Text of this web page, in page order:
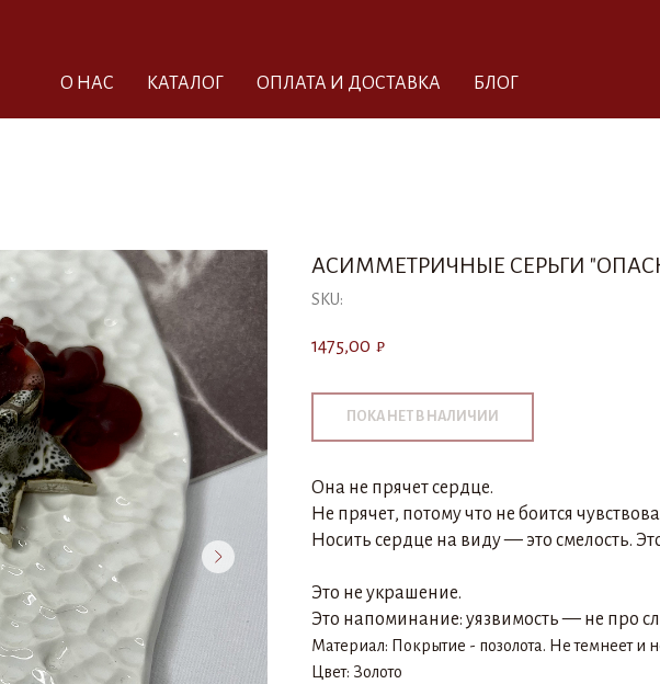
О НАС КАТАЛОГ ОПЛАТА И ДОСТАВКА БЛОГ
АСИММЕТРИЧНЫЕ СЕРЬГИ
SKU:
1475,00 ₽
Она не прячет сердце.
Не прячет, потому что не боится
Носить сердце на виду — это смелость.
Это не украшение.
Это напоминание: уязвимость — не про
Материал: Покрытие - позолота. Не темнеет и
Цвет: Золото